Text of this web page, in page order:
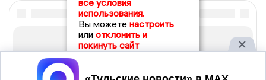
все условия
использования.
Вы можете настроить
или отклонить и
покинуть сайт
Принять